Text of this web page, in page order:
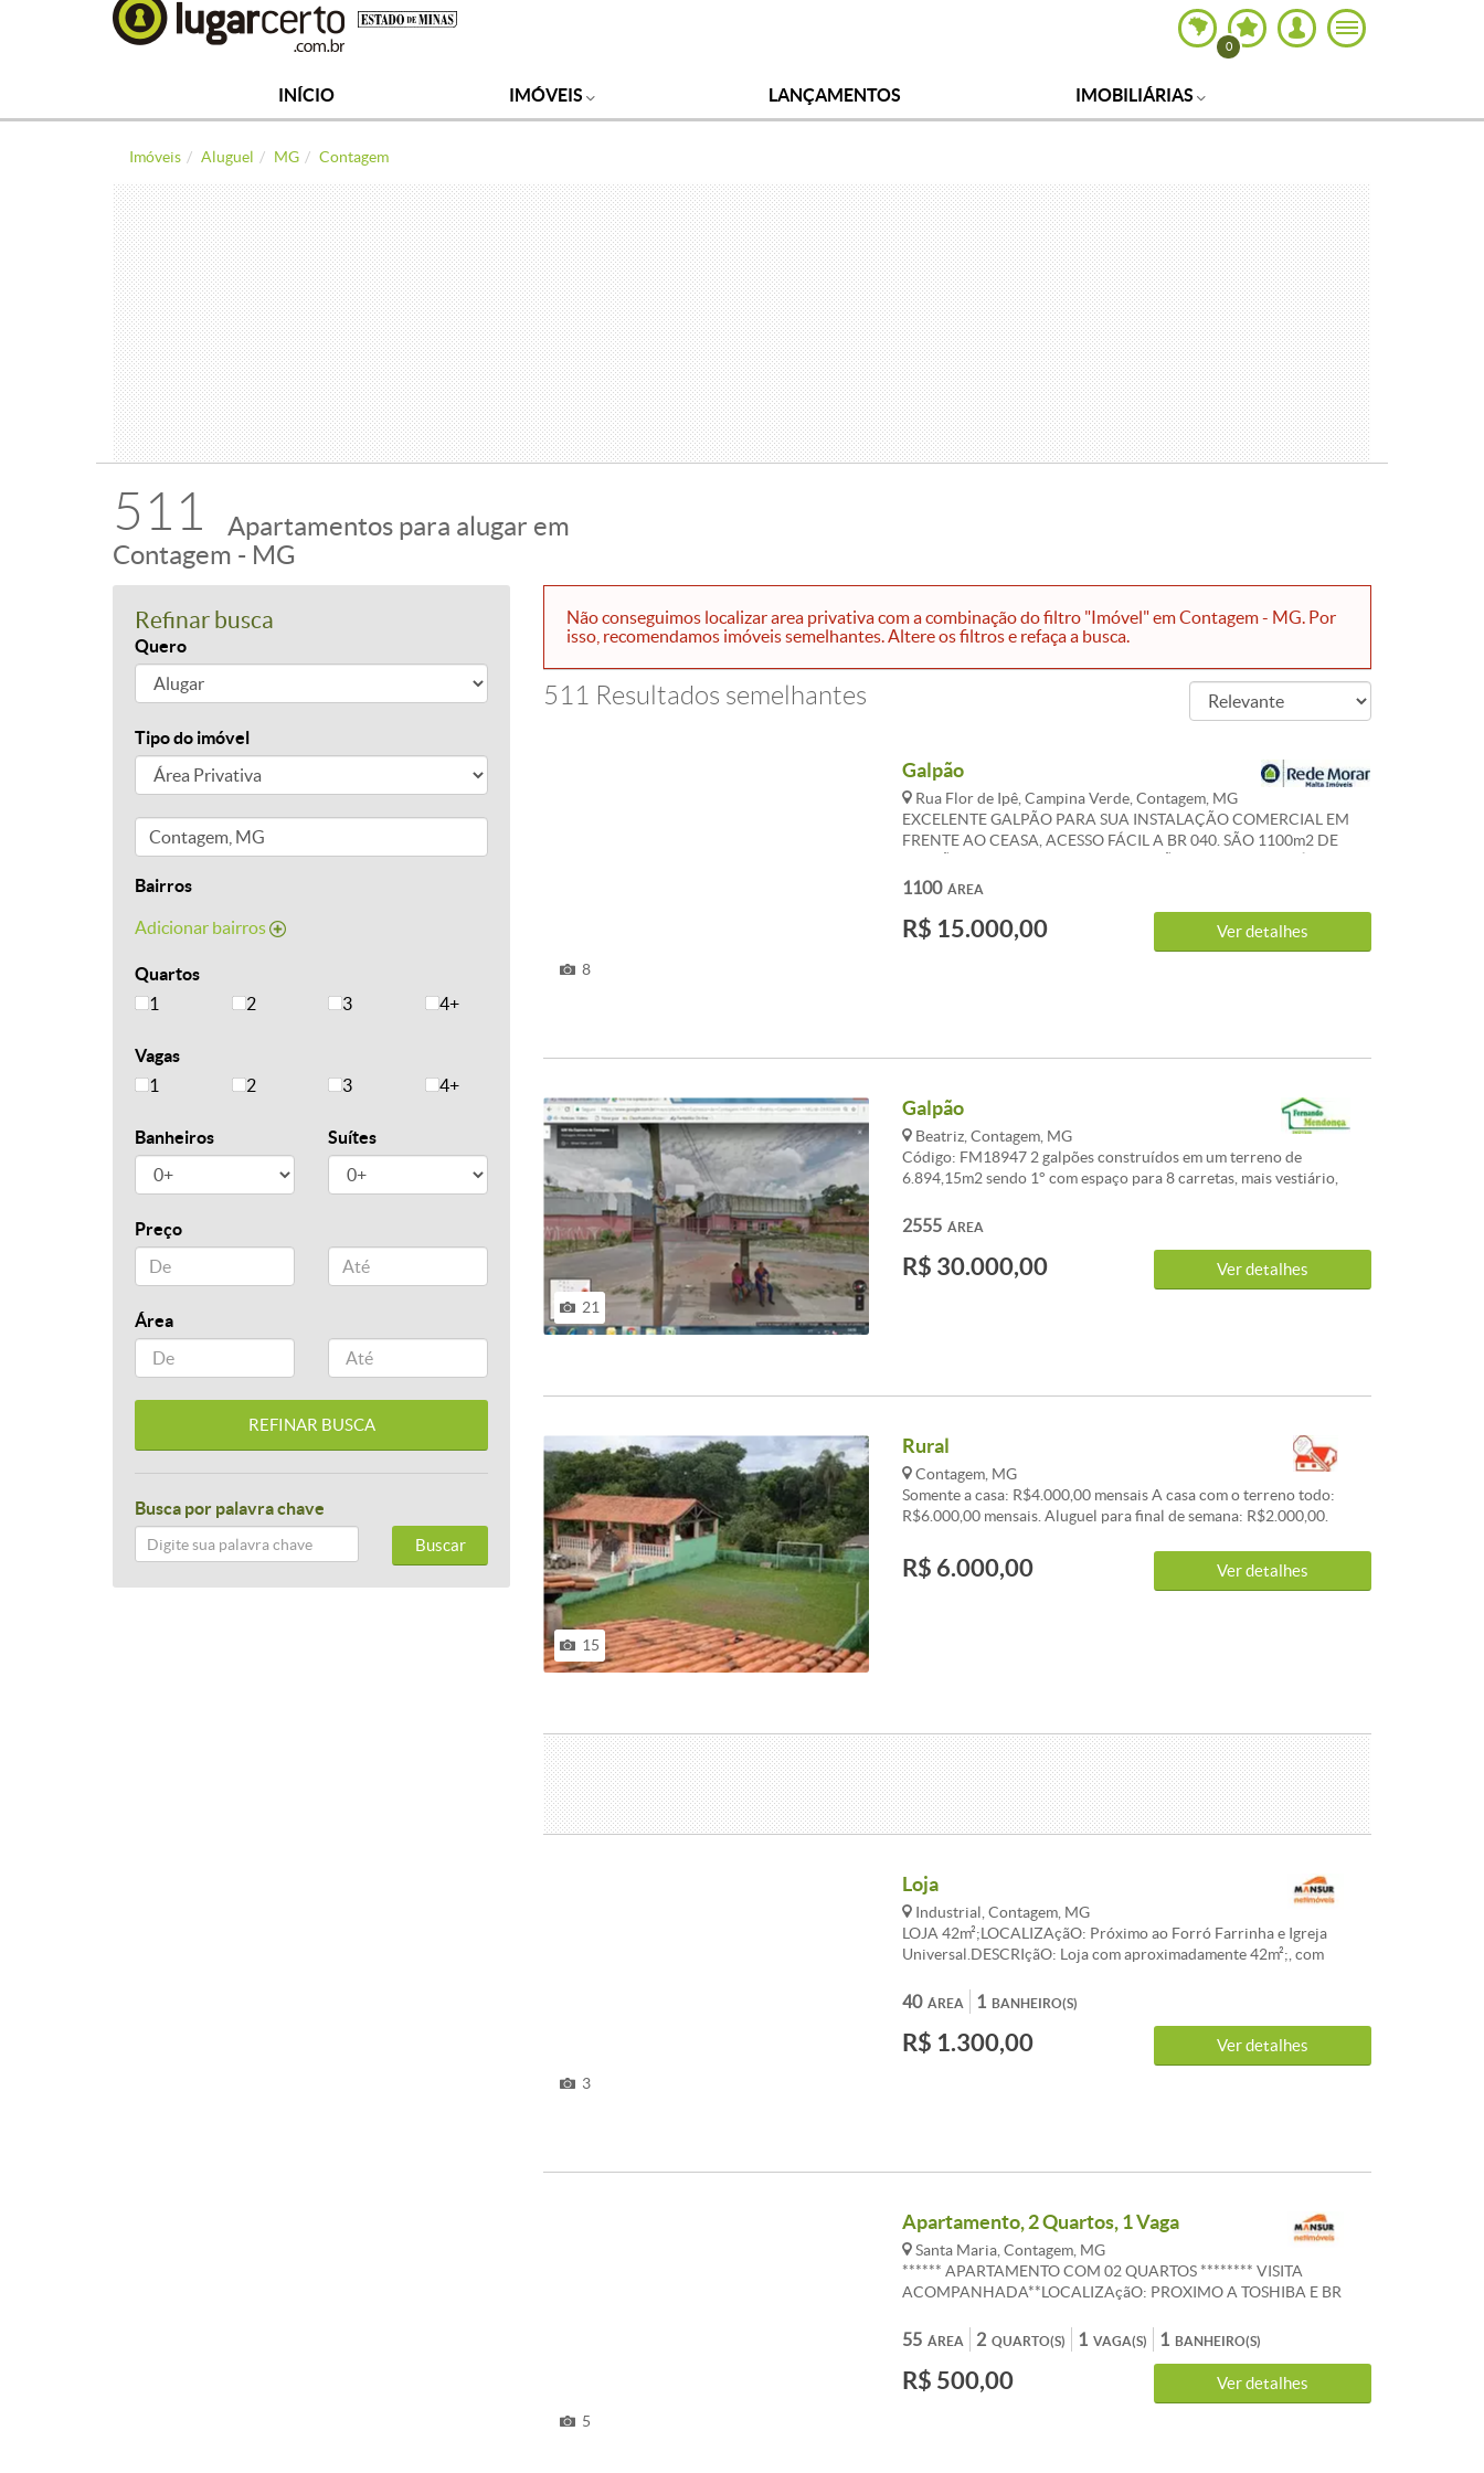
0
INÍCIO IMÓVEIS LANÇAMENTOS IMOBILIÁRIAS
Imóveis Aluguel MG Contagem
511
Apartamentos para alugar em
Contagem - MG
Refinar busca
Quero
Tipo do imóvel
Bairros
Adicionar bairros
Quartos
1
2 3 4+
Vagas
1
2 3 4+
Banheiros Suítes
Preço
Área
Busca por palavra chave
Buscar
Não conseguimos localizar area privativa com a combinação do filtro "Imóvel" em Contagem - MG. Por
isso, recomendamos imóveis semelhantes. Altere os filtros e refaça a busca.
511 Resultados semelhantes
8
Galpão
Rua Flor de Ipê, Campina Verde, Contagem, MG
EXCELENTE GALPÃO PARA SUA INSTALAÇÃO COMERCIAL EM
FRENTE AO CEASA, ACESSO FÁCIL A BR 040. SÃO 1100m2 DE
COM 9m² APROXIMADO, 2 PORTARIAS CADA UMA VOLTADA A
E 2 BANHEIROS. METRAGEM APROXIMADA: 1100m²
POSIÇÃO:FRENTE PISO: CIMENTO POLIDO (NOVO) REFERÊNCIA:
ÁREA
1100
R$ 15.000,00 Ver detalhes
21
Galpão
Beatriz, Contagem, MG
Código: FM18947 2 galpões construídos em um terreno de
6.894,15m2 sendo 1° com espaço para 8 carretas, mais vestiário,
escritório com 2 salas, cozinha, 2 banheiros e no segundo piso 2
ÁREA
2555
R$ 30.000,00 Ver detalhes
15
Rural
Contagem, MG
Somente a casa: R$4.000,00 mensais A casa com o terreno todo:
R$6.000,00 mensais. Aluguel para final de semana: R$2.000,00.
R$ 6.000,00 Ver detalhes
3
Loja
Industrial, Contagem, MG
LOJA 42m²;LOCALIZAçãO: Próximo ao Forró Farrinha e Igreja
Universal.DESCRIçãO: Loja com aproximadamente 42m²;, com
aço.ACABAMENTO: Pisos em cerâmica e madeira com pintura nova.
ÁREA
40 BANHEIRO(S)
1
R$ 1.300,00 Ver detalhes
5
Apartamento, 2 Quartos, 1 Vaga
Santa Maria, Contagem, MG
****** APARTAMENTO COM 02 QUARTOS ******** VISITA
ACOMPANHADA**LOCALIZAçãO: PROXIMO A TOSHIBA E BR
SALA, COZINHA AMERICANA, BANHO COM BOX BLINDEX,
AREA DE SERVIçO E 01 VAGA DE ESTACIONAMENTO
DEMARCADA. CONDOMINIO COM PORTARIA 24HS, GAS
CANALIZADO E AREA DE CHURRASQUEIRA.ACABAMENTO:
ÁREA
55 QUARTO(S)
2 VAGA(S)
1 BANHEIRO(S)
1
R$ 500,00 Ver detalhes